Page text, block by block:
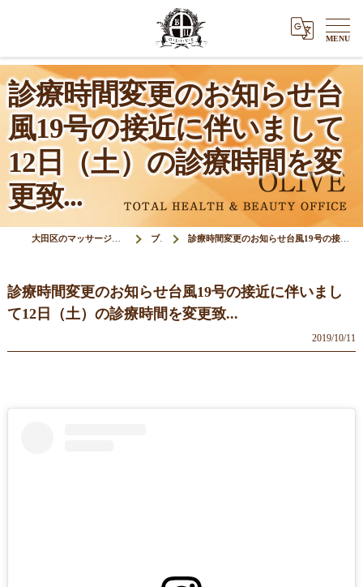
診療時間変更のお知らせ台
風19号の接近に伴いまして
12日（土）の診療時間を変
更致...
大田区のマッサージ＆鍼灸接骨院オリーブ(Olive) ブログ 診療時間変更のお知らせ台風19号の接近に伴いまして12日（土）の診療時間を変更致...
診療時間変更のお知らせ台風19号の接近に伴いまし
て12日（土）の診療時間を変更致...
2019/10/11